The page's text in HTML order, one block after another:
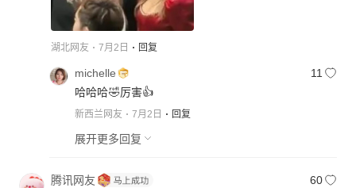
湖北网友 7月2日 回复
michelle
11
哈哈哈🤣厉害👍
新西兰网友 7月2日 回复
展开更多回复
腾讯网友
60